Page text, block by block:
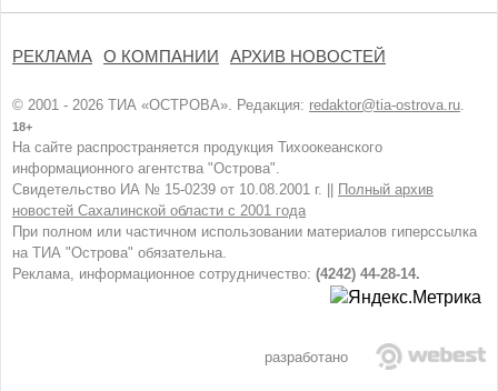
РЕКЛАМА О КОМПАНИИ АРХИВ НОВОСТЕЙ
© 2001 - 2026 ТИА «ОСТРОВА». Редакция: redaktor@tia-ostrova.ru.
18+
На сайте распространяется продукция Тихоокеанского
информационного агентства "Острова".
Свидетельство ИА № 15-0239 от 10.08.2001 г. ||
Полный архив
новостей Сахалинской области с 2001 года
При полном или частичном использовании материалов гиперссылка
на ТИА "Острова" обязательна.
Реклама, информационное сотрудничество: (4242) 44-28-14.
разработано